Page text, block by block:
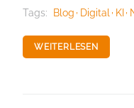
Tags: Blog Digital KI
WEITERLESEN